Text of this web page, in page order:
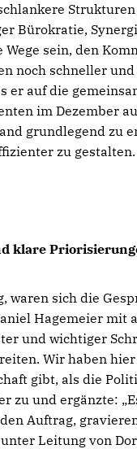
Bürokratie,
Wege sein, den
noch schneller
er auf die
im Dezember
grundlegend zu
zu gestalten.
klare
waren sich die
Hagemeier mit
und wichtiger
Wir haben
gibt, als die
zu und ergänzte:
Auftrag,
Leitung von